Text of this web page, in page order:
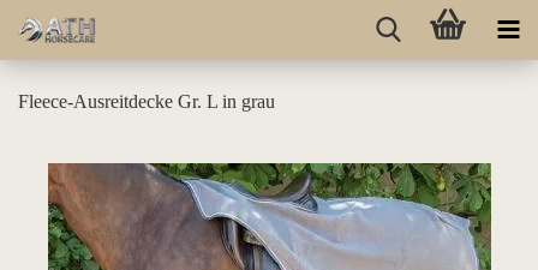
Fleece-Ausreitdecke Gr. L in grau